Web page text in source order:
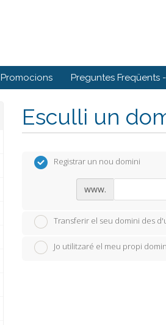
Promocions Preguntes Freqüents -
Esculli un
Registrar un nou domini
www.
Transferir el seu domini des
Jo utilitzaré el meu propi